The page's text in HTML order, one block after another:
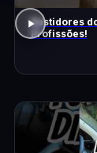
Bastidores
Profissões!